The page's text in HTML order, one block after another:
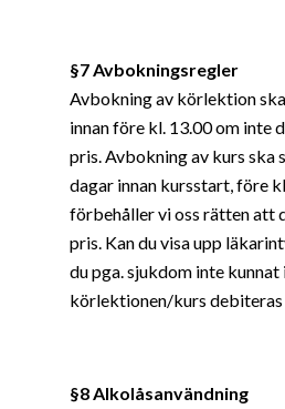
§7 Avbokningsregler
Avbokning av körlektion
innan före kl. 13.00 om inte
pris. Avbokning av kurs ska
dagar innan kursstart, före
förbehåller vi oss rätten att
pris. Kan du visa upp
du pga. sjukdom inte
körlektionen/kurs debiteras
§8 Alkolåsanvändning